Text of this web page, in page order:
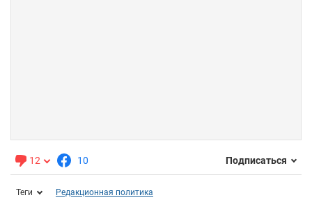
12 10 Подписаться
Теги Редакционная политика